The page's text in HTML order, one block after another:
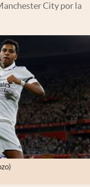
City por la